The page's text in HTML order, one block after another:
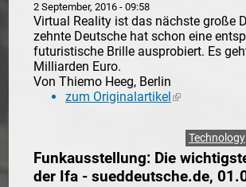
2 September, 2016 - 09:58
Virtual Reality ist das nächste große
zehnte Deutsche hat schon eine
futuristische Brille ausprobiert. Es
Milliarden Euro.
Von Thiemo Heeg, Berlin
zum Originalartikel(link is
Technology
Funkausstellung: Die
der Ifa - sueddeutsche.de,